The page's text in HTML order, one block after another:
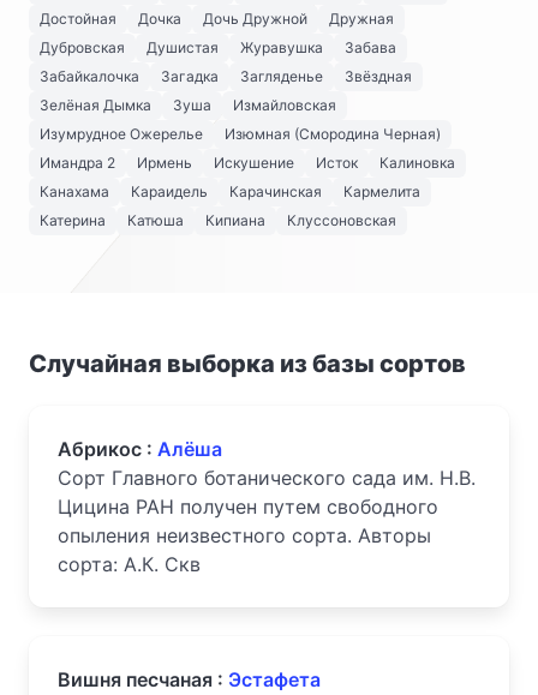
Достойная
Дочка Дочь Дружной
Дружная
Дубровская
Душистая Журавушка
Забава
Забайкалочка
Загадка Загляденье
Звёздная
Зелёная Дымка
Зуша
Измайловская
Изумрудное Ожерелье
Изюмная (Смородина Черная)
Имандра 2
Ирмень Искушение Исток
Калиновка
Канахама
Караидель Карачинская
Кармелита
Катерина
Катюша Кипиана Клуссоновская
Случайная выборка из базы сортов
Абрикос : Алёша
Сорт Главного ботанического сада им. Н.В.
Цицина РАН получен путем свободного
опыления неизвестного сорта. Авторы
сорта: А.К. Скв
Вишня песчаная : Эстафета